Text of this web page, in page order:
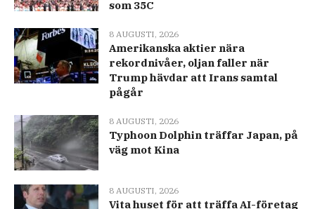
som 35C
8 AUGUSTI, 2026
Amerikanska aktier nära
rekordnivåer, oljan faller när
Trump hävdar att Irans samtal
pågår
8 AUGUSTI, 2026
Typhoon Dolphin träffar Japan, på
väg mot Kina
8 AUGUSTI, 2026
Vita huset för att träffa AI-företag